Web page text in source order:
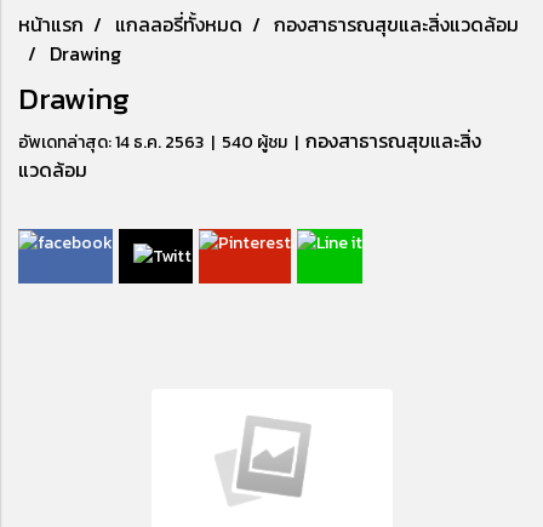
หน้าแรก แกลลอรี่ทั้งหมด
กองสาธารณสุขและสิ่งแวดล้อม
Drawing
Drawing
อัพเดทล่าสุด: 14 ธ.ค. 2563 | 540 ผู้ชม | กองสาธารณสุขและสิ่ง
แวดล้อม